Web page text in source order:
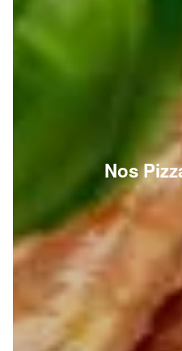
Nos